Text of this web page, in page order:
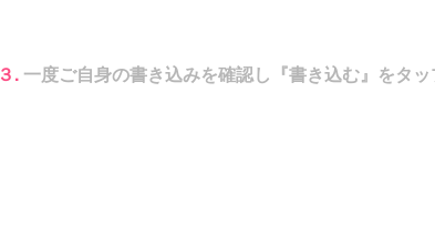
３.一度ご自身の書き込みを確認し『書き込む』をタッ